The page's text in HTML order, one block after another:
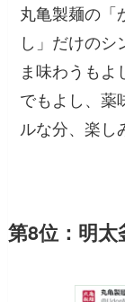
丸亀製麺の「
し」だけのシ
ま味わうもよ
でもよし、薬
ルな分、楽し
第8位：明太